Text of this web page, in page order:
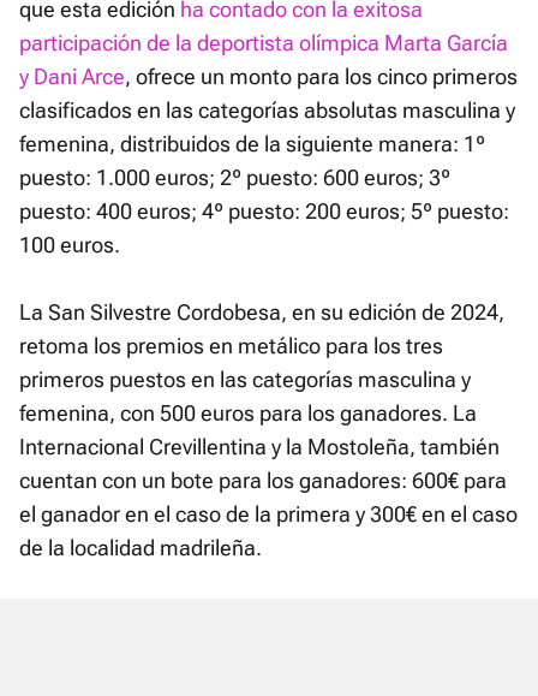
que esta edición ha contado con la exitosa
participación de la deportista olímpica Marta García
y Dani Arce, ofrece un monto para los cinco primeros
clasificados en las categorías absolutas masculina y
femenina, distribuidos de la siguiente manera: 1º
puesto: 1.000 euros; 2º puesto: 600 euros; 3º
puesto: 400 euros; 4º puesto: 200 euros; 5º puesto:
100 euros.
La San Silvestre Cordobesa, en su edición de 2024,
retoma los premios en metálico para los tres
primeros puestos en las categorías masculina y
femenina, con 500 euros para los ganadores. La
Internacional Crevillentina y la Mostoleña, también
cuentan con un bote para los ganadores: 600€ para
el ganador en el caso de la primera y 300€ en el caso
de la localidad madrileña.